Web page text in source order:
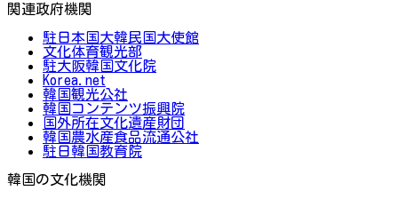
関連政府機関
駐日本国大韓民国大使館
文化体育観光部
駐大阪韓国文化院
Korea.net
韓国観光公社
韓国コンテンツ振興院
国外所在文化遺産財団
韓国農水産食品流通公社
駐日韓国教育院
韓国の文化機関